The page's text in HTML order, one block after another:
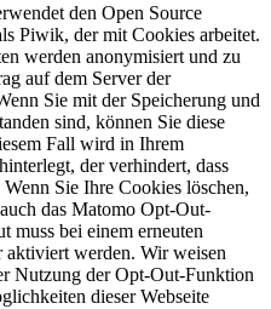
den Open Source
Piwik, der mit Cookies arbeitet.
werden anonymisiert und zu
auf dem Server der
Sie mit der Speicherung und
sind, können Sie diese
Fall wird in Ihrem
der verhindert, dass
Sie Ihre Cookies löschen,
das Matomo Opt-Out-
muss bei einem erneuten
aktiviert werden. Wir weisen
Nutzung der Opt-Out-Funktion
dieser Webseite